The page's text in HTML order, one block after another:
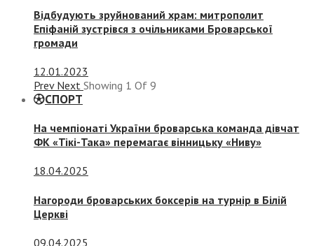
Відбудують зруйнований храм: митрополит
Епіфаній зустрівся з очільниками Броварської
громади
12.01.2023
Prev Next Showing 1 Of 9
СПОРТ
На чемпіонаті України броварська команда дівчат
ФК «Тікі-Така» перемагає вінницьку «Ниву»
18.04.2025
Нагороди броварських боксерів на турнір в Білій
Церкві
09.04.2025